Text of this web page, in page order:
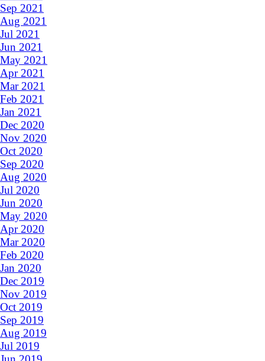
Sep 2021
Aug 2021
Jul 2021
Jun 2021
May 2021
Apr 2021
Mar 2021
Feb 2021
Jan 2021
Dec 2020
Nov 2020
Oct 2020
Sep 2020
Aug 2020
Jul 2020
Jun 2020
May 2020
Apr 2020
Mar 2020
Feb 2020
Jan 2020
Dec 2019
Nov 2019
Oct 2019
Sep 2019
Aug 2019
Jul 2019